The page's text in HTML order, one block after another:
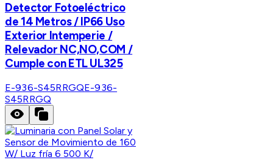
Detector Fotoeléctrico
de 14 Metros / IP66 Uso
Exterior Intemperie /
Relevador NC,NO,COM /
Cumple con ETL UL325
E-936-S45RRGQE-936-
S45RRGQ